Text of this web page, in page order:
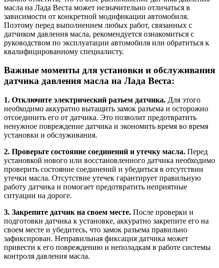
масла на Лада Веста может незначительно отличаться в
зависимости от конкретной модификации автомобиля.
Поэтому перед выполнением любых работ, связанных с
датчиком давления масла, рекомендуется ознакомиться с
руководством по эксплуатации автомобиля или обратиться к
квалифицированному специалисту.
Важные моменты для установки и обслуживания
датчика давления масла на Лада Веста:
1. Отключите электрический разъем датчика. Для этого
необходимо аккуратно вытащить замок разъема и осторожно
отсоединить его от датчика. Это позволит предотвратить
ненужное повреждение датчика и экономить время во время
установки и обслуживания.
2. Проверьте состояние соединений и утечку масла. Перед
установкой нового или восстановленного датчика необходимо
проверить состояние соединений и убедиться в отсутствии
утечки масла. Отсутствие утечек гарантирует правильную
работу датчика и помогает предотвратить неприятные
ситуации на дороге.
3. Закрепите датчик на своем месте. После проверки и
подготовки датчика к установке, аккуратно закрепите его на
своем месте и убедитесь, что замок разъема правильно
зафиксирован. Неправильная фиксация датчика может
привести к его повреждению и неполадкам в работе системы
контроля давления масла.